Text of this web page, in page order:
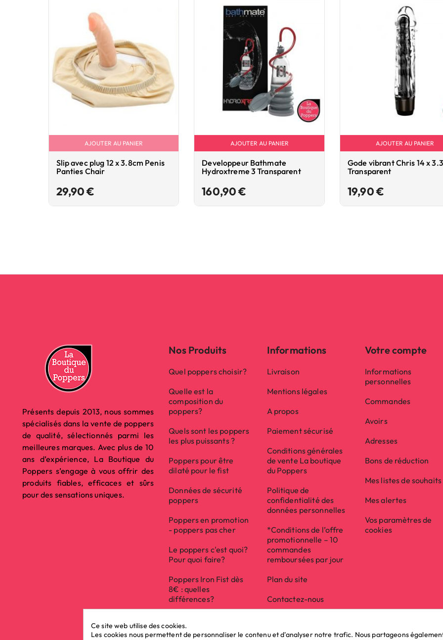
AJOUTER AU PANIER
Slip avec plug 12 x 3.8cm Penis
Panties Chair
29,90 €
AJOUTER AU PANIER
Developpeur Bathmate
Hydroxtreme 3 Transparent
160,90 €
AJOUTER AU PANIER
Gode vibrant Chris 14 x
Transparent
19,90 €Prix
Présents depuis 2013, nous sommes
spécialisés dans la vente de poppers
de qualité, sélectionnés parmi les
meilleures marques. Avec plus de 10
ans d’expérience, La Boutique du
Poppers s’engage à vous offrir des
produits fiables, efficaces et sûrs
pour des sensations uniques.
Nos Produits
Quel poppers choisir?
Quelle est la
composition du
poppers?
Quels sont les poppers
les plus puissants ?
Poppers pour être
dilaté pour le fist
Données de sécurité
poppers
Poppers en promotion
- poppers pas cher
Le poppers c'est quoi?
Pour quoi faire?
Poppers Iron Fist dès
8€ : quelles
différences?
Informations
Livraison
Mentions légales
A propos
Paiement sécurisé
Conditions générales
de vente La boutique
du Poppers
Politique de
confidentialité des
données personnelles
*Conditions de l’offre
promotionnelle – 10
commandes
remboursées par jour
Plan du site
Contactez-nous
Votre compte
Informations
personnelles
Commandes
Avoirs
Adresses
Bons de réduction
Mes listes de souhaits
Mes alertes
Vos paramètres de
cookies
Ce site web utilise des cookies.
Les cookies nous permettent de personnaliser le contenu et d'analyser notre trafic. Nous partageons